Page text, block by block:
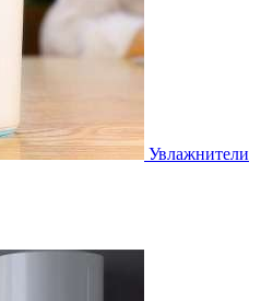
Увлажнители